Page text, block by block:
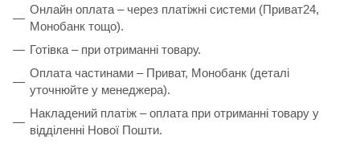
Онлайн оплата – через платіжні системи (Приват24,
Монобанк тощо).
Готівка – при отриманні товару.
Оплата частинами – Приват, Монобанк (деталі
уточнюйте у менеджера).
Накладений платіж – оплата при отриманні товару у
відділенні Нової Пошти.